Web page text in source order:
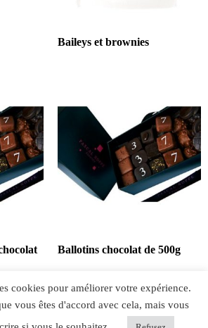
Baileys et brownies
Ballotins chocolat de 500g
4 … 20 21 22 →
cookies pour améliorer votre expérience.
vous êtes d'accord avec cela, mais vous